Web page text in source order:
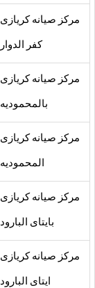
مركز صيانه كريازى
كفر الدوار
مركز صيانه كريازى
بالمحموديه
مركز صيانه كريازى
المحموديه
مركز صيانه كريازى
بايتاى البارود
مركز صيانه كريازى
ايتاى البارود